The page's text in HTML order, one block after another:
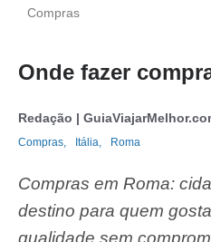
Compras
Onde fazer
Redação |
Compras, Itália, Roma
Compras em Roma:
destino para quem
qualidade sem